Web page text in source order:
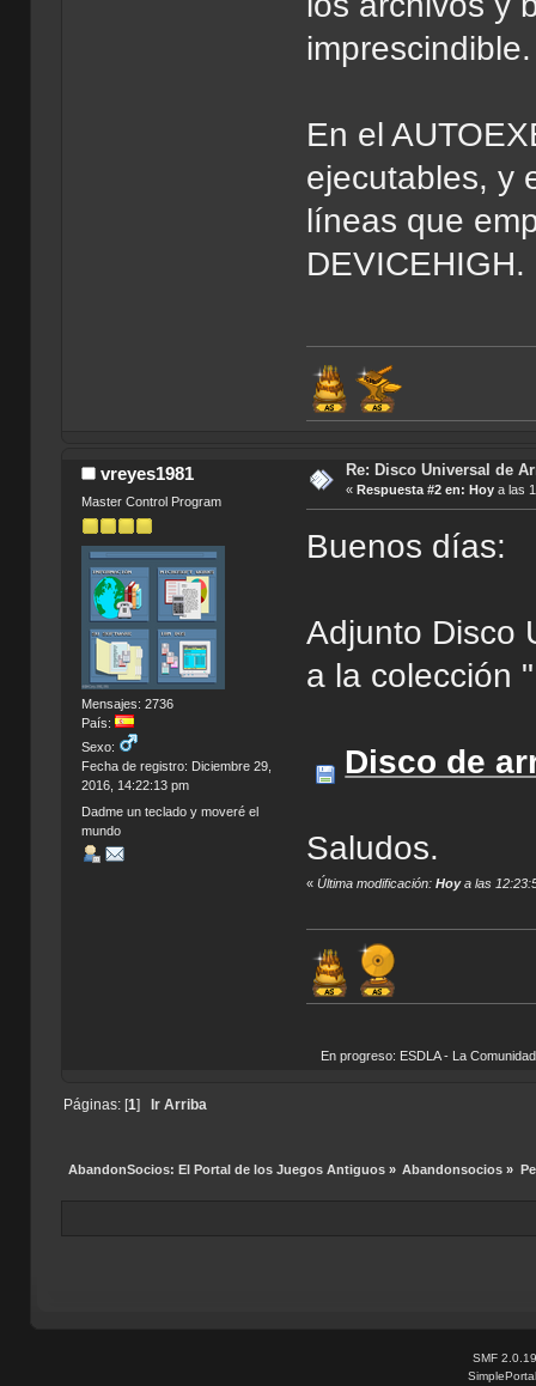
imprescindible.
En el
ejecutables, y
líneas que
DEVICEHIGH.
vreyes1981
Master Control Program
Mensajes: 2736
País:
Sexo:
Fecha de registro: Diciembre 29,
2016, 14:22:13 pm
Dadme un teclado y moveré el
mundo
Re: Disco Universal de
« Respuesta #2 en: Hoya las
Buenos días:
Adjunto Disco
a la colección
Disco de
Saludos.
«Última modificación:Hoya las
En progreso: ESDLA - La
Páginas: [1] Ir Arriba
AbandonSocios: El Portal de los Juegos Antiguos» Abandonsocios »
SMF 2.0.19